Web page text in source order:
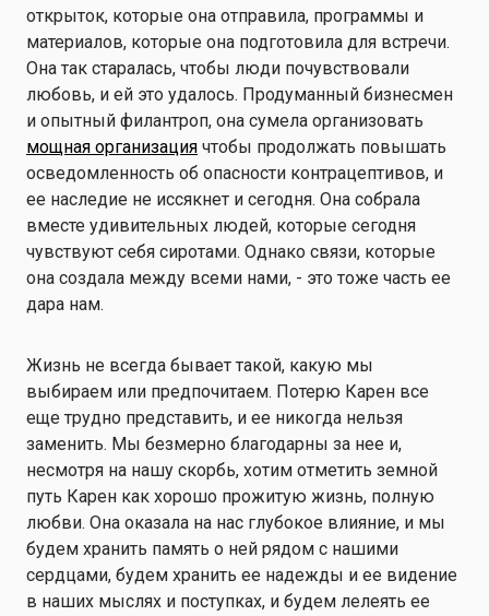
открыток, которые она отправила, программы и
материалов, которые она подготовила для встречи.
Она так старалась, чтобы люди почувствовали
любовь, и ей это удалось. Продуманный бизнесмен
и опытный филантроп, она сумела организовать
мощная организация чтобы продолжать повышать
осведомленность об опасности контрацептивов, и
ее наследие не иссякнет и сегодня. Она собрала
вместе удивительных людей, которые сегодня
чувствуют себя сиротами. Однако связи, которые
она создала между всеми нами, - это тоже часть ее
дара нам.
Жизнь не всегда бывает такой, какую мы
выбираем или предпочитаем. Потерю Карен все
еще трудно представить, и ее никогда нельзя
заменить. Мы безмерно благодарны за нее и,
несмотря на нашу скорбь, хотим отметить земной
путь Карен как хорошо прожитую жизнь, полную
любви. Она оказала на нас глубокое влияние, и мы
будем хранить память о ней рядом с нашими
сердцами, будем хранить ее надежды и ее видение
в наших мыслях и поступках, и будем лелеять ее